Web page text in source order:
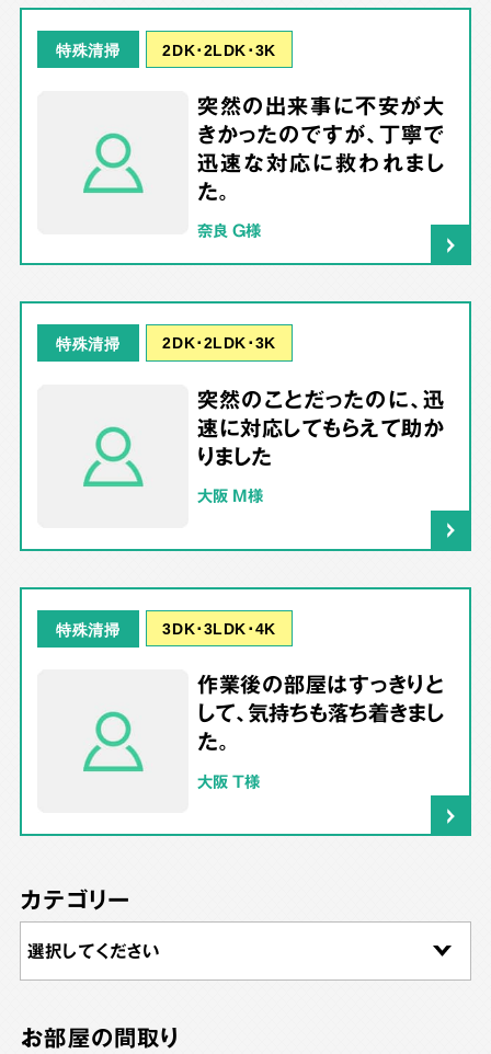
特殊清掃 2DK･2LDK･3K
突然の出来事に不安が大
きかったのですが、丁寧で
迅速な対応に救われまし
た。
奈良 G様
特殊清掃 2DK･2LDK･3K
突然のことだったのに、迅
速に対応してもらえて助か
りました
大阪 M様
特殊清掃 3DK･3LDK･4K
作業後の部屋はすっきりと
して、気持ちも落ち着きまし
た。
大阪 T様
カテゴリー
お部屋の間取り